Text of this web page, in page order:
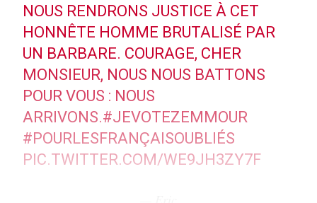
NOUS RENDRONS JUSTICE À CET
HONNÊTE HOMME BRUTALISÉ PAR
UN BARBARE. COURAGE, CHER
MONSIEUR, NOUS NOUS BATTONS
POUR VOUS : NOUS
ARRIVONS.#JEVOTEZEMMOUR
#POURLESFRANÇAISOUBLIÉS
PIC.TWITTER.COM/WE9JH3ZY7F